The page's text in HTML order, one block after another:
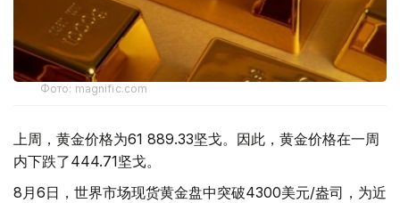
Фото: magnific.com
上周，黄金价格为61 889.33坚戈。因此，黄金价格在一周
内下跌了444.71坚戈。
8月6日，世界市场现货黄金盘中突破4300美元/盎司，为近